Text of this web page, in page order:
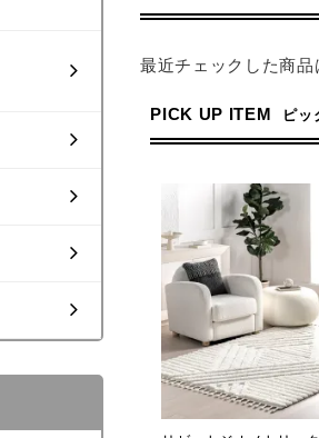
最近チェックした商品
PICK UP ITEM ピッ